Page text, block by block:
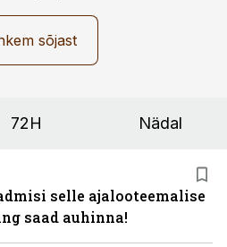
sõjast
72H Nädal
selle ajalooteemalise
saad auhinna!